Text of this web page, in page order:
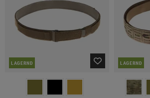
LAGERND LAGERND